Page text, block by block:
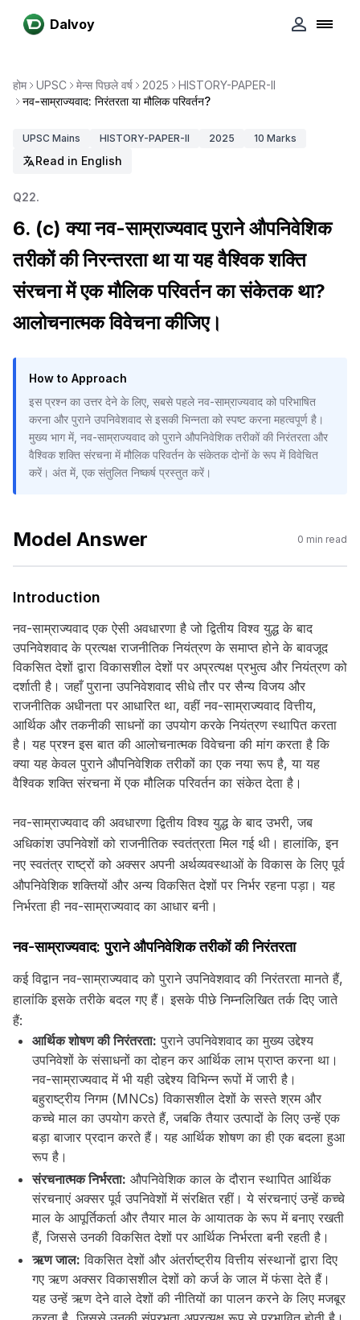
Dalvoy
होम UPSC मेन्स पिछले वर्ष 2025
HISTORY-PAPER-II
नव-साम्राज्यवाद: निरंतरता या मौलिक परिवर्तन?
UPSC Mains HISTORY-PAPER-II 2025 10 Marks
Read in English
Q22.
6. (c) क्या नव-साम्राज्यवाद पुराने औपनिवेशिक
तरीकों की निरन्तरता था या यह वैश्विक शक्ति
संरचना में एक मौलिक परिवर्तन का संकेतक था?
आलोचनात्मक विवेचना कीजिए।
How to Approach
इस प्रश्न का उत्तर देने के लिए, सबसे पहले नव-साम्राज्यवाद को परिभाषित
करना और पुराने उपनिवेशवाद से इसकी भिन्नता को स्पष्ट करना महत्वपूर्ण है।
मुख्य भाग में, नव-साम्राज्यवाद को पुराने औपनिवेशिक तरीकों की निरंतरता और
वैश्विक शक्ति संरचना में मौलिक परिवर्तन के संकेतक दोनों के रूप में विवेचित
करें। अंत में, एक संतुलित निष्कर्ष प्रस्तुत करें।
Model Answer 0 min read
Introduction
नव-साम्राज्यवाद एक ऐसी अवधारणा है जो द्वितीय विश्व युद्ध के बाद
उपनिवेशवाद के प्रत्यक्ष राजनीतिक नियंत्रण के समाप्त होने के बावजूद
विकसित देशों द्वारा विकासशील देशों पर अप्रत्यक्ष प्रभुत्व और नियंत्रण को
दर्शाती है। जहाँ पुराना उपनिवेशवाद सीधे तौर पर सैन्य विजय और
राजनीतिक अधीनता पर आधारित था, वहीं नव-साम्राज्यवाद वित्तीय,
आर्थिक और तकनीकी साधनों का उपयोग करके नियंत्रण स्थापित करता
है। यह प्रश्न इस बात की आलोचनात्मक विवेचना की मांग करता है कि
क्या यह केवल पुराने औपनिवेशिक तरीकों का एक नया रूप है, या यह
वैश्विक शक्ति संरचना में एक मौलिक परिवर्तन का संकेत देता है।
नव-साम्राज्यवाद की अवधारणा द्वितीय विश्व युद्ध के बाद उभरी, जब
अधिकांश उपनिवेशों को राजनीतिक स्वतंत्रता मिल गई थी। हालांकि, इन
नए स्वतंत्र राष्ट्रों को अक्सर अपनी अर्थव्यवस्थाओं के विकास के लिए पूर्व
औपनिवेशिक शक्तियों और अन्य विकसित देशों पर निर्भर रहना पड़ा। यह
निर्भरता ही नव-साम्राज्यवाद का आधार बनी।
नव-साम्राज्यवाद: पुराने औपनिवेशिक तरीकों की निरंतरता
कई विद्वान नव-साम्राज्यवाद को पुराने उपनिवेशवाद की निरंतरता मानते हैं,
हालांकि इसके तरीके बदल गए हैं। इसके पीछे निम्नलिखित तर्क दिए जाते
हैं:
आर्थिक शोषण की निरंतरता: पुराने उपनिवेशवाद का मुख्य उद्देश्य
उपनिवेशों के संसाधनों का दोहन कर आर्थिक लाभ प्राप्त करना था।
नव-साम्राज्यवाद में भी यही उद्देश्य विभिन्न रूपों में जारी है।
बहुराष्ट्रीय निगम (MNCs) विकासशील देशों के सस्ते श्रम और
कच्चे माल का उपयोग करते हैं, जबकि तैयार उत्पादों के लिए उन्हें एक
बड़ा बाजार प्रदान करते हैं। यह आर्थिक शोषण का ही एक बदला हुआ
रूप है।
संरचनात्मक निर्भरता: औपनिवेशिक काल के दौरान स्थापित आर्थिक
संरचनाएं अक्सर पूर्व उपनिवेशों में संरक्षित रहीं। ये संरचनाएं उन्हें कच्चे
माल के आपूर्तिकर्ता और तैयार माल के आयातक के रूप में बनाए रखती
हैं, जिससे उनकी विकसित देशों पर आर्थिक निर्भरता बनी रहती है।
ऋण जाल: विकसित देशों और अंतर्राष्ट्रीय वित्तीय संस्थानों द्वारा दिए
गए ऋण अक्सर विकासशील देशों को कर्ज के जाल में फंसा देते हैं।
यह उन्हें ऋण देने वाले देशों की नीतियों का पालन करने के लिए मजबूर